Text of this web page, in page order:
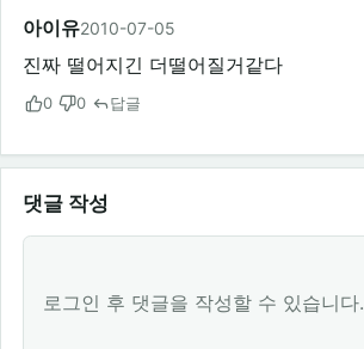
아이유2010-07-05
진짜 떨어지긴 더떨어질거같다
0 0 답글
댓글 작성
로그인 후 댓글을 작성할 수 있습니다.